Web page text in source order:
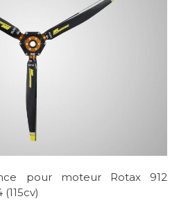
pour moteur Rotax 912